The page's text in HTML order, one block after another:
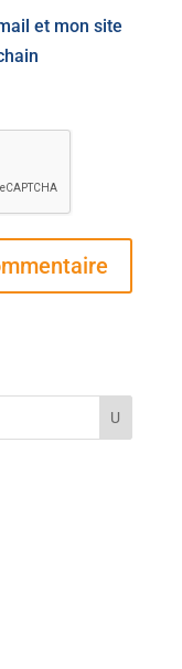
et mon site